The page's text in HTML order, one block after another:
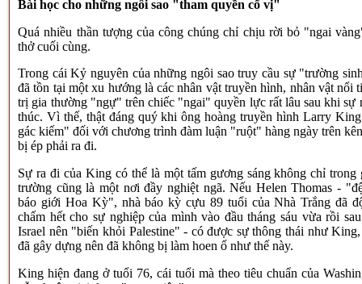
Bài học cho những ngôi sao "tham quyền cố vị"
Quá nhiều thần tượng của công chúng chỉ chịu rời bỏ "ngai
thở cuối cùng.
Trong cái Kỷ nguyên của những ngôi sao truy cầu sự "trường
đã tồn tại một xu hướng là các nhân vật truyền hình, nhân vật nổi
trị gia thường "ngự" trên chiếc "ngai" quyền lực rất lâu sau khi sự
thúc. Vì thế, thật đáng quý khi ông hoàng truyền hình Larry
gác kiếm" đối với chương trình đàm luận "ruột" hàng ngày trên
bị ép phải ra đi.
Sự ra đi của King có thể là một tấm gương sáng không chỉ
trường cũng là một nơi đầy nghiệt ngã. Nếu Helen Thomas -
báo giới Hoa Kỳ", nhà báo kỳ cựu 89 tuổi của Nhà Trắng đã
chấm hết cho sự nghiệp của mình vào đầu tháng sáu vừa rồi
Israel nên "biến khỏi Palestine" - có được sự thông thái như
đã gây dựng nên đã không bị làm hoen ố như thế này.
King hiện đang ở tuổi 76, cái tuổi mà theo tiêu chuẩn của